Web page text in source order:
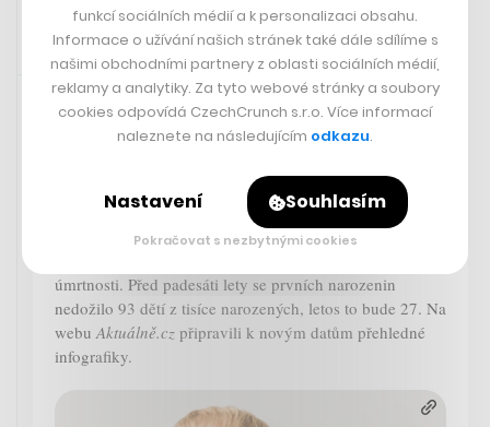
1. 6. 2023 10:43 Zaujalo nás
Podle odhadů demografů OSN se letos po celém světě
život v dějinách lidstva, jelikož takzvaná naděje dožití
při narození se po propadu, k němuž došlo během
pandemie covidu, vyroste na nový celosvětový rekord –
úmrtnosti. Před padesáti lety se prvních narozenin
nedožilo 93 dětí z tisíce narozených, letos to bude 27. Na
webuAktuálně.cz připravili k novým datům přehledné
infografiky.
funkcí sociálních médií a k personalizaci obsahu.
Informace o užívání našich stránek také dále sdílíme s
našimi obchodními partnery z oblasti sociálních médií,
reklamy a analytiky. Za tyto webové stránky a soubory
cookies odpovídá CzechCrunch s.r.o. Více informací
naleznete na následujícím odkazu.
Nastavení Souhlasím
Pokračovat s nezbytnými cookies